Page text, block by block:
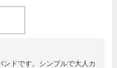
ンドです。シンプルで大人カ